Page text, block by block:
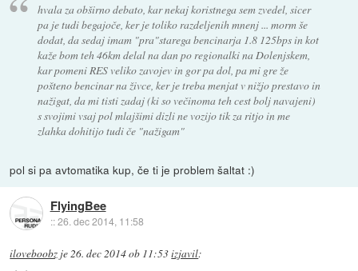
hvala za obširno debato, kar nekaj koristnega sem zvedel, sicer
pa je tudi begajoče, ker je toliko razdeljenih mnenj ... morm še
dodat, da sedaj imam "pra"starega bencinarja 1.8 125bps in kot
kaže bom teh 46km delal na dan po regionalki na Dolenjskem,
kar pomeni RES veliko zavojev in gor pa dol, pa mi gre že
pošteno bencinar na živce, ker je treba menjat v nižjo prestavo in
nažigat, da mi tisti zadaj (ki so večinoma teh cest bolj navajeni)
s svojimi vsaj pol mlajšimi dizli ne vozijo tik za ritjo in me
zlahka dohitijo tudi če "nažigam"
pol si pa avtomatika kup, če ti je problem šaltat :)
FlyingBee
::26. dec 2014, 11:58
iloveboobz je26. dec 2014 ob 11:53izjavil: